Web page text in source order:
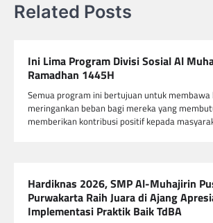
Related Posts
Ini Lima Program Divisi Sosial Al
Ramadhan 1445H
Semua program ini bertujuan untuk membawa
meringankan beban bagi mereka yang
memberikan kontribusi positif kepada
Hardiknas 2026, SMP Al-Muhajirin
Purwakarta Raih Juara di Ajang
Implementasi Praktik Baik TdBA